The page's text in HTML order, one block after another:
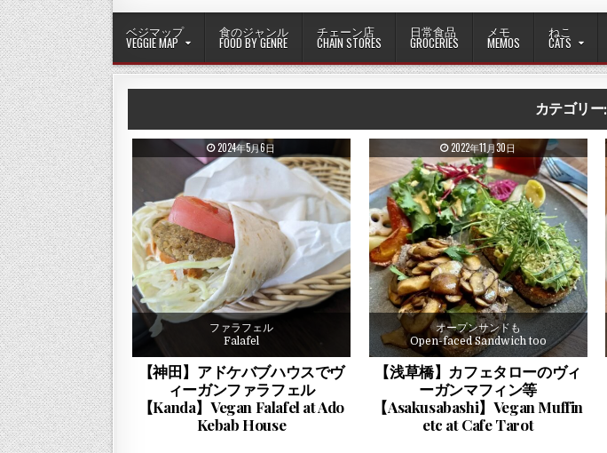
ベジマップ
VEGGIE MAP
食のジャンル
FOOD BY GENRE
チェーン店
CHAIN STORES
日常食品
GROCERIES
メモ
MEMOS
ねこ
CATS
カテゴリー:
PUBLISHED DATE:
2024年5月6日
ファラフェル
Falafel
【神田】アドケバブハウスでヴ
ィーガンファラフェル
【Kanda】Vegan Falafel at Ado
Kebab House
PUBLISHED DATE:
2022年11月30日
オープンサンドも
Open-faced Sandwich too
【浅草橋】カフェタローのヴィ
ーガンマフィン等
【Asakusabashi】Vegan Muffin
etc at Cafe Tarot